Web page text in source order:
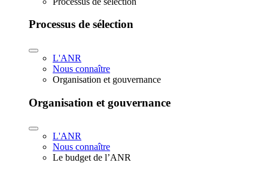
Processus de sélection
L'ANR
Nous connaître
Organisation et gouvernance
Organisation et gouvernance
L'ANR
Nous connaître
Le budget de l’ANR